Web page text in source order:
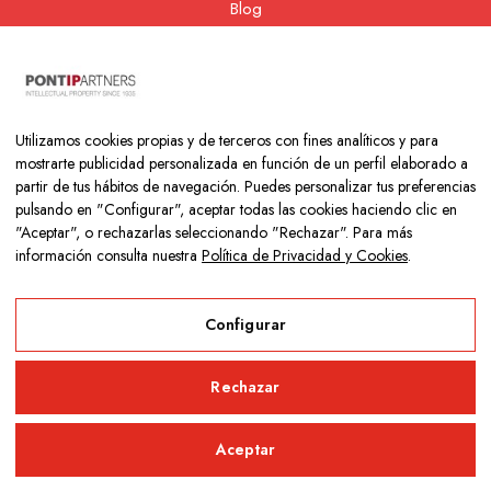
Blog
Copyright © 2026 Colegio Los Naranjos | Hecho con mucho amor
porNeurona Digital
Utilizamos cookies propias y de terceros con fines analíticos y para
mostrarte publicidad personalizada en función de un perfil elaborado a
partir de tus hábitos de navegación. Puedes personalizar tus preferencias
pulsando en "Configurar", aceptar todas las cookies haciendo clic en
"Aceptar", o rechazarlas seleccionando "Rechazar". Para más
información consulta nuestra Política de Privacidad y Cookies.
Configurar
Rechazar
Aceptar
Aviso Legal
Política de Privacidad y Cookies
Configurar